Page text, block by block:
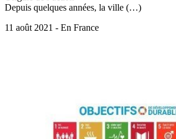
Depuis quelques années, la ville (…)
11 août 2021 - En France